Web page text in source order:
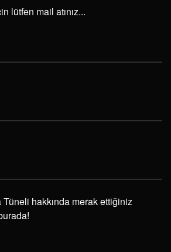
hakkında merak ettiğiniz